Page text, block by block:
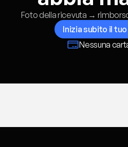
Foto della ricevuta →
Inizia subito il
Nessuna